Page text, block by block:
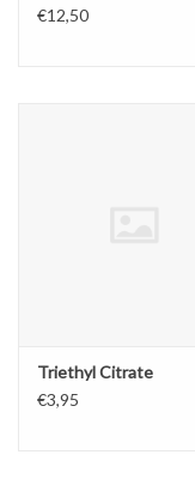
€12,50
Triethyl Citrate
€3,95